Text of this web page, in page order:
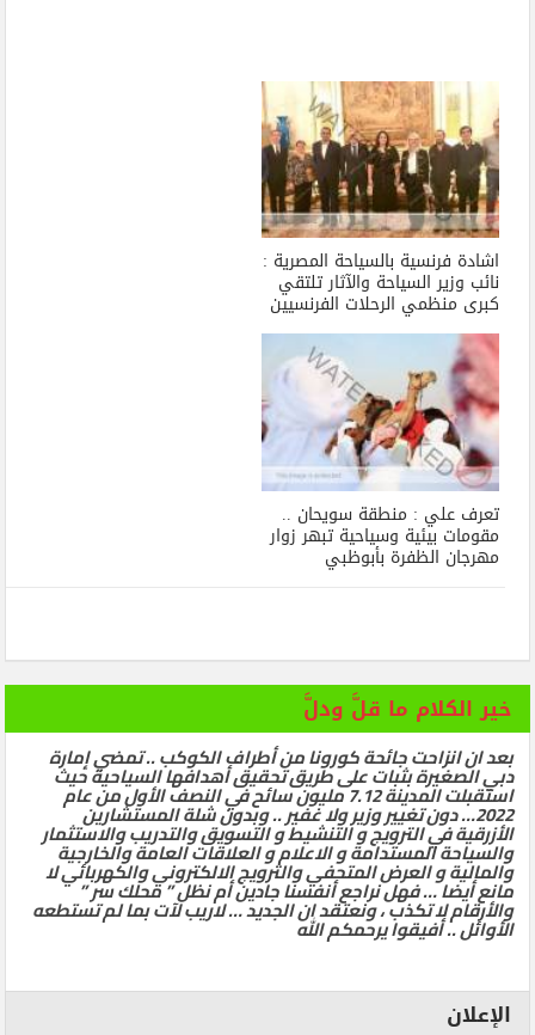
اشادة فرنسية بالسياحة المصرية :
نائب وزير السياحة والآثار تلتقي
كبرى منظمي الرحلات الفرنسيين
تعرف علي : منطقة سويحان ..
مقومات بيئية وسياحية تبهر زوار
مهرجان الظفرة بأبوظبي
خير الكلام ما قلَّ ودلَّ
بعد ان انزاحت جائحة كورونا من أطراف الكوكب .. تمضي إمارة
دبي الصغيرة بثبات على طريق تحقيق أهدافها السياحية حيث
استقبلت المدينة 7.12 مليون سائح في النصف الأول من عام
2022… دون تغيير وزير ولا غفير .. وبدون شلة المستشارين
الأزرقية في الترويج و التنشيط و التسويق والتدريب والاستثمار
والسياحة المستدامة و الاعلام و العلاقات العامة والخارجية
والمالية و العرض المتحفي والترويج الالكتروني والكهربائي لا
مانع أيضا … فهل نراجع أنفسنا جادين أم نظل ” محلك سر ”
والأرقام لا تكذب ، ونعتقد ان الجديد … لاريب لآت بما لم تستطعه
الأوائل .. أفيقوا يرحمكم الله
الإعلان